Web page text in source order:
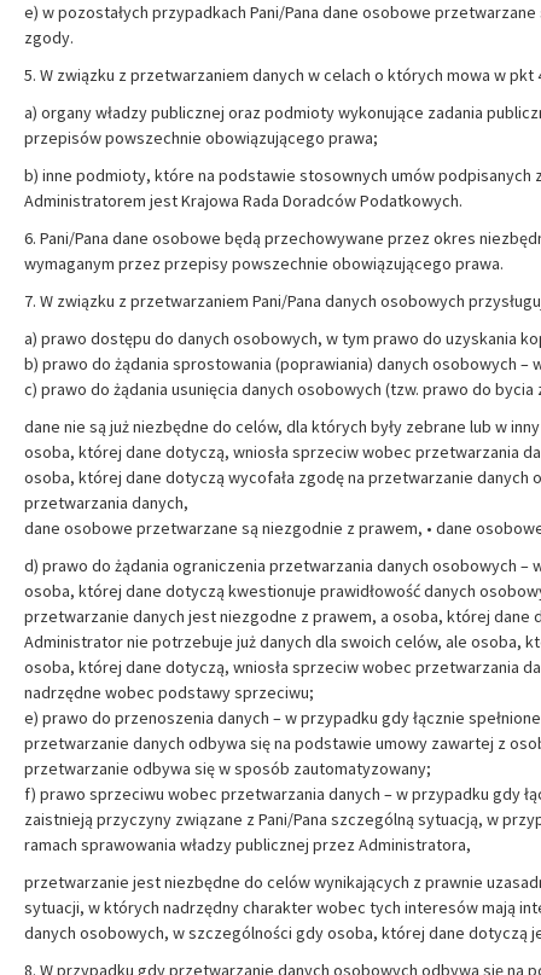
e) w pozostałych przypadkach Pani/Pana dane osobowe
zgody.
5. W związku z przetwarzaniem danych w celach o których mowa w
a) organy władzy publicznej oraz podmioty wykonujące zadania
przepisów powszechnie obowiązującego prawa;
b) inne podmioty, które na podstawie stosownych umów
Administratorem jest Krajowa Rada Doradców Podatkowych.
6. Pani/Pana dane osobowe będą przechowywane przez okres
wymaganym przez przepisy powszechnie obowiązującego prawa.
7. W związku z przetwarzaniem Pani/Pana danych osobowych
a) prawo dostępu do danych osobowych, w tym prawo do uzyskania
b) prawo do żądania sprostowania (poprawiania) danych osobowych
c) prawo do żądania usunięcia danych osobowych (tzw. prawo do
dane nie są już niezbędne do celów, dla których były zebrane lub w
osoba, której dane dotyczą, wniosła sprzeciw wobec przetwarzania
osoba, której dane dotyczą wycofała zgodę na przetwarzanie
przetwarzania danych,
dane osobowe przetwarzane są niezgodnie z prawem, • dane
d) prawo do żądania ograniczenia przetwarzania danych osobowych –
osoba, której dane dotyczą kwestionuje prawidłowość danych
przetwarzanie danych jest niezgodne z prawem, a osoba, której dane
Administrator nie potrzebuje już danych dla swoich celów, ale
osoba, której dane dotyczą, wniosła sprzeciw wobec przetwarzania
nadrzędne wobec podstawy sprzeciwu;
e) prawo do przenoszenia danych – w przypadku gdy łącznie
przetwarzanie danych odbywa się na podstawie umowy zawartej z
przetwarzanie odbywa się w sposób zautomatyzowany;
f) prawo sprzeciwu wobec przetwarzania danych – w przypadku gdy
zaistnieją przyczyny związane z Pani/Pana szczególną sytuacją, w
ramach sprawowania władzy publicznej przez Administratora,
przetwarzanie jest niezbędne do celów wynikających z prawnie
sytuacji, w których nadrzędny charakter wobec tych interesów mają
danych osobowych, w szczególności gdy osoba, której dane dotyczą
8. W przypadku gdy przetwarzanie danych osobowych odbywa się na